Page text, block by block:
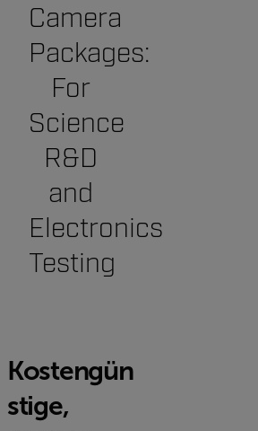
Camera
Packages:
For
Science
R&D
and
Electronics
Testing
Kostengün
stige,